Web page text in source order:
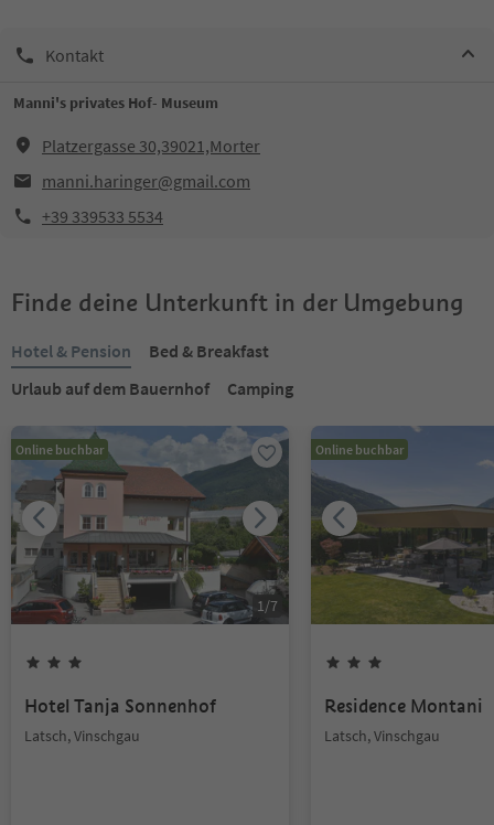
Kontakt
Manni's privates Hof- Museum
Platzergasse 30,39021,Morter
manni.haringer@gmail.com
+39 339533 5534
Finde deine Unterkunft in der Umgebung
Hotel & Pension
Bed & Breakfast
Urlaub auf dem Bauernhof
Camping
Online buchbar
1/7
Hotel Tanja Sonnenhof
Latsch, Vinschgau
Online buchbar
Residence Montani
Latsch, Vinschgau